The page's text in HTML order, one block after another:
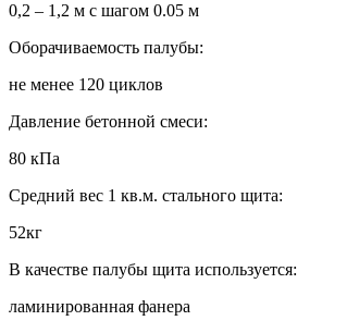
0,2 – 1,2 м с шагом 0.05 м
Оборачиваемость палубы:
не менее 120 циклов
Давление бетонной смеси:
80 кПа
Средний вес 1 кв.м. стального щита:
52кг
В качестве палубы щита используется:
ламинированная фанера